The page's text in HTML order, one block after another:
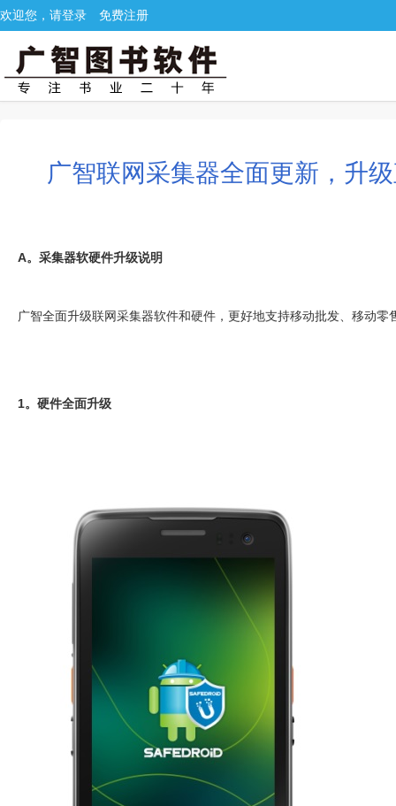
欢迎您，请登录 免费注册
广智联网采集器全面更新，升
A。采集器软硬件升级说明
广智全面升级联网采集器软件和硬件，更好地支持移动批发、移动零
1。硬件全面升级